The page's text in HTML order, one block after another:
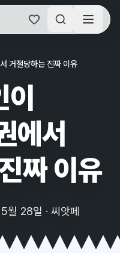
거절당하는 진짜 이유
에서
짜 이유
월 28일 · 씨앗페